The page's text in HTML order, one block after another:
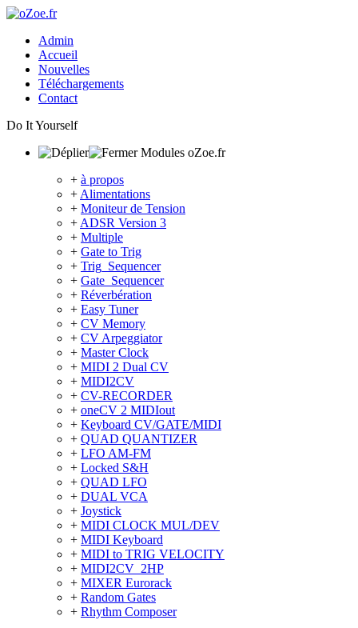
Admin
Accueil
Nouvelles
Téléchargements
Contact
Do It Yourself
Modules oZoe.fr
+ à propos
+ Alimentations
+ Moniteur de Tension
+ ADSR Version 3
+ Multiple
+ Gate to Trig
+ Trig_Sequencer
+ Gate_Sequencer
+ Réverbération
+ Easy Tuner
+ CV Memory
+ CV Arpeggiator
+ Master Clock
+ MIDI 2 Dual CV
+ MIDI2CV
+ CV-RECORDER
+ oneCV 2 MIDIout
+ Keyboard CV/GATE/MIDI
+ QUAD QUANTIZER
+ LFO AM-FM
+ Locked S&H
+ QUAD LFO
+ DUAL VCA
+ Joystick
+ MIDI CLOCK MUL/DEV
+ MIDI Keyboard
+ MIDI to TRIG VELOCITY
+ MIDI2CV_2HP
+ MIXER Eurorack
+ Random Gates
+ Rhythm Composer